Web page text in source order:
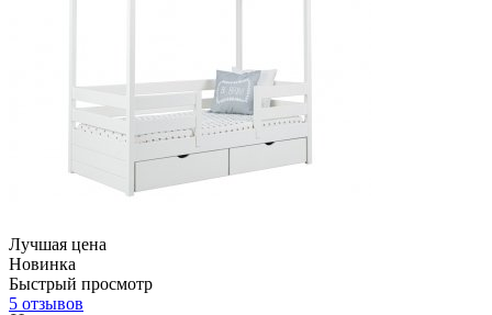
Лучшая цена
Новинка
Быстрый просмотр
5 отзывов